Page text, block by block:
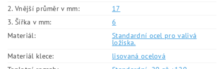
2. Vnější průměr v mm:
17
3. Šířka v mm:
6
Materiál:
Standardní ocel pro valivá
ložiska.
Materiál klece:
lisovaná ocelová